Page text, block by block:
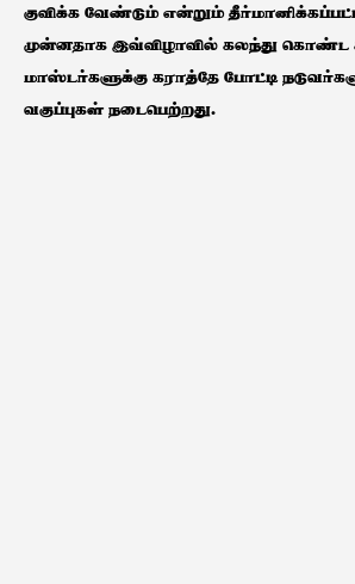
குவிக்க வேண்டும் என்றும்
முன்னதாக இவ்விழாவில் கலந்து கொண்ட
மாஸ்டர்களுக்கு கராத்தே போட்டி
வகுப்புகள் நடைபெற்றது.